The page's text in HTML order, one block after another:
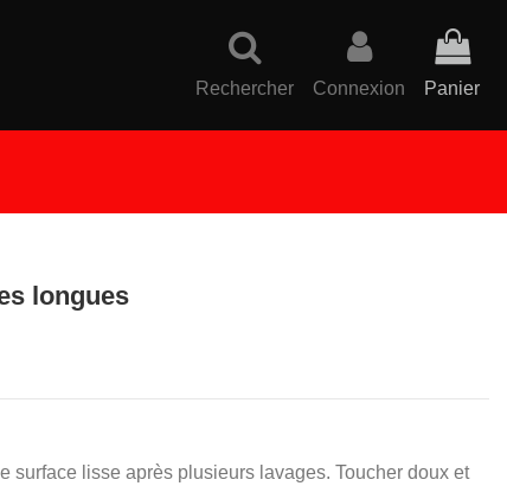
Rechercher Connexion Panier
longues
surface lisse après plusieurs lavages. Toucher doux et